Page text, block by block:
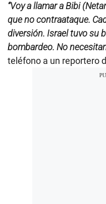
“Voy a llamar a Bibi
que no contraataque.
diversión. Israel tuvo su
bombardeo. No
teléfono a un reportero